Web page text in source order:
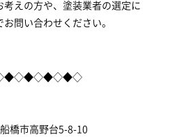
えの方や、塗装業者の選定に
問い合わせください。
橋市高野台5-8-10